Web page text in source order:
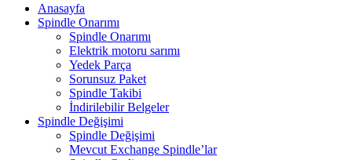
Anasayfa
Spindle Onarımı
Spindle Onarımı
Elektrik motoru sarımı
Yedek Parça
Sorunsuz Paket
Spindle Takibi
İndirilebilir Belgeler
Spindle Değişimi
Spindle Değişimi
Mevcut Exchange Spindle’lar